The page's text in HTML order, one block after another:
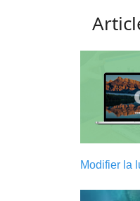
Modifier la